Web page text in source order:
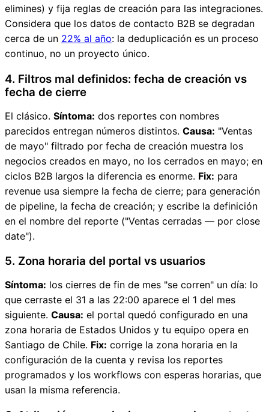
elimines) y fija reglas de creación para las integraciones.
Considera que los datos de contacto B2B se degradan
cerca de un 22% al año: la deduplicación es un proceso
continuo, no un proyecto único.
4. Filtros mal definidos: fecha de creación vs
fecha de cierre
El clásico. Síntoma: dos reportes con nombres
parecidos entregan números distintos. Causa: "Ventas
de mayo" filtrado por fecha de creación muestra los
negocios creados en mayo, no los cerrados en mayo; en
ciclos B2B largos la diferencia es enorme. Fix: para
revenue usa siempre la fecha de cierre; para generación
de pipeline, la fecha de creación; y escribe la definición
en el nombre del reporte ("Ventas cerradas — por close
date").
5. Zona horaria del portal vs usuarios
Síntoma: los cierres de fin de mes "se corren" un día: lo
que cerraste el 31 a las 22:00 aparece el 1 del mes
siguiente. Causa: el portal quedó configurado en una
zona horaria de Estados Unidos y tu equipo opera en
Santiago de Chile. Fix: corrige la zona horaria en la
configuración de la cuenta y revisa los reportes
programados y los workflows con esperas horarias, que
usan la misma referencia.